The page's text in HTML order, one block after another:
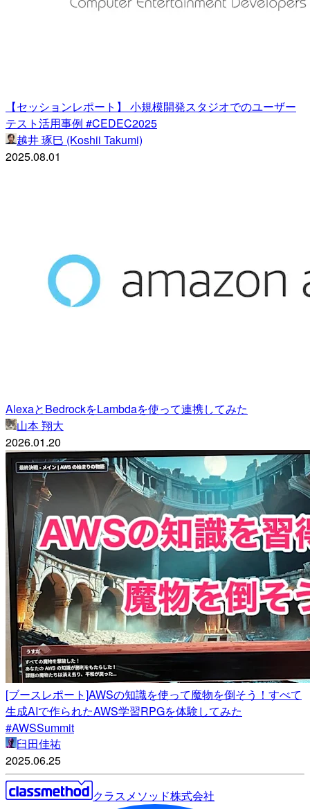
【セッションレポート】 小規模開発スタジオでのユーザー
テスト活用事例 #CEDEC2025
越井 琢巳 (Koshii Takumi)
2025.08.01
AlexaとBedrockをLambdaを使って連携してみた
山本 翔大
2026.01.20
[ブースレポート]AWSの知識を使って魔物を倒そう！すべて
生成AIで作られたAWS学習RPGを体験してみた
#AWSSummit
臼田佳祐
2025.06.25
クラスメソッド株式会社